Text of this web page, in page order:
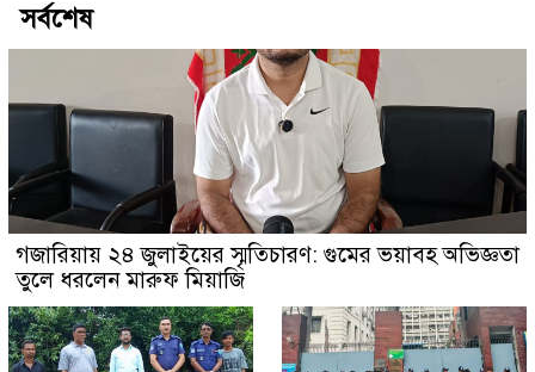
সর্বশেষ
গজারিয়ায় ২৪ জুলাইয়ের স্মৃতিচারণ: গুমের ভয়াবহ অভিজ্ঞতা
তুলে ধরলেন মারুফ মিয়াজি